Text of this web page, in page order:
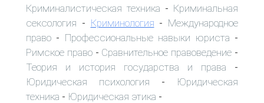
Криминалистическая техника - Криминальная
сексология - Криминология - Международное
право - Профессиональные навыки юриста -
Римское право- Сравнительное правоведение -
Теория и история государства и права -
Юридическая психология -
Юридическая
техника - Юридическая этика -